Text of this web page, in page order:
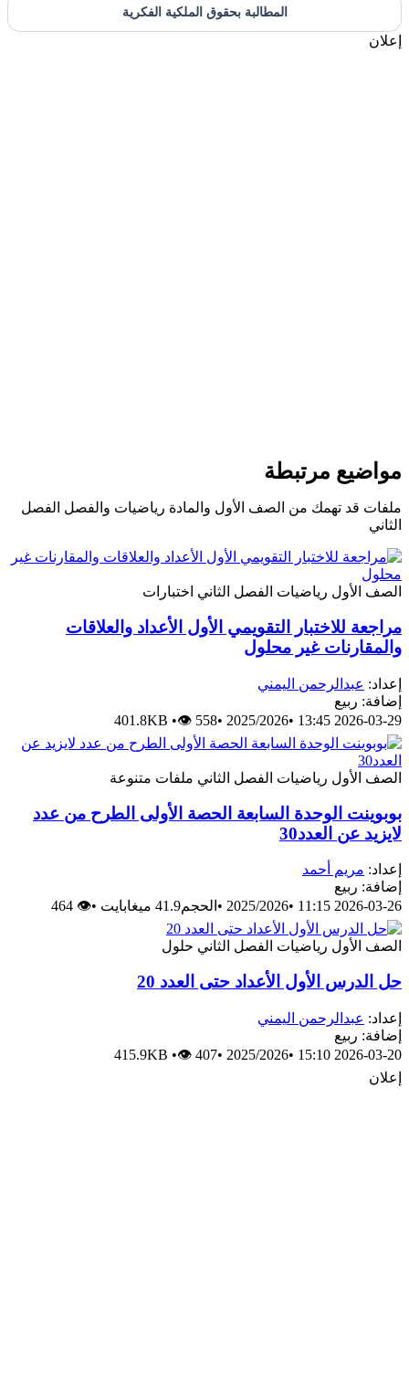
المطالبة بحقوق الملكية الفكرية
إعلان
مواضيع مرتبطة
ملفات قد تهمك من الصف الأول والمادة رياضيات والفصل الفصل
الثاني
الصف الأول رياضيات الفصل الثاني اختبارات
مراجعة للاختبار التقويمي الأول الأعداد والعلاقات
والمقارنات غير محلول
إعداد: عبدالرحمن اليمني
إضافة: ربيع
2026-03-29 13:45
•
2025/2026
•
401.8KB •👁 558
الصف الأول رياضيات الفصل الثاني ملفات متنوعة
بوبوينت الوحدة السابعة الحصة الأولى الطرح من عدد
لايزيد عن العدد30
إعداد: مريم أحمد
إضافة: ربيع
2026-03-26 11:15
•
2025/2026
•الحجم41.9 ميغابايت •
👁 464
الصف الأول رياضيات الفصل الثاني حلول
حل الدرس الأول الأعداد حتى العدد 20
إعداد: عبدالرحمن اليمني
إضافة: ربيع
2026-03-20 15:10
•
2025/2026
•
415.9KB •👁 407
إعلان